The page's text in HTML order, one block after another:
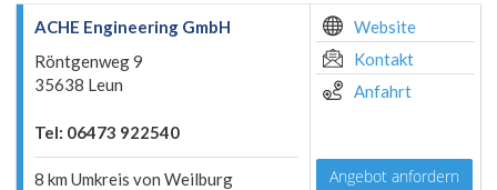
ACHE Engineering GmbH
Röntgenweg 9
35638 Leun
Tel: 06473 922540
8 km Umkreis von Weilburg
Website
Kontakt
Anfahrt
Angebot anfordern